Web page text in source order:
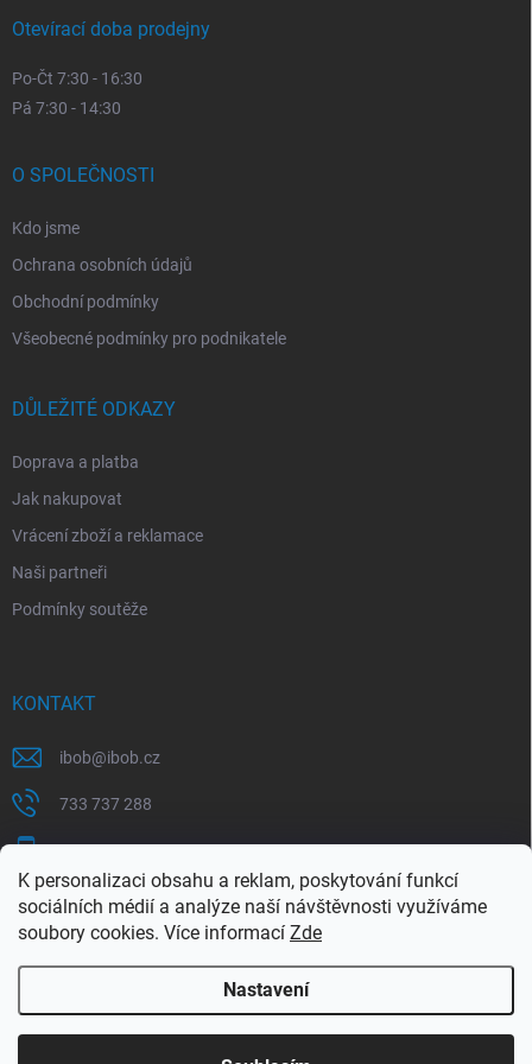
K personalizaci obsahu a reklam, poskytování funkcí
sociálních médií a analýze naší návštěvnosti využíváme
soubory cookies. Více informací Zde
Nastavení
Využijte naší letní akce, kde na Vás čeká spousta
Otevírací doba prodejny
Po-Čt 7:30 - 16:30
Pá 7:30 - 14:30
O SPOLEČNOSTI
Kdo jsme
Ochrana osobních údajů
Obchodní podmínky
Všeobecné podmínky pro podnikatele
DŮLEŽITÉ ODKAZY
Doprava a platba
Jak nakupovat
Vrácení zboží a reklamace
Naši partneři
Podmínky soutěže
KONTAKT
ibob@ibob.cz
733 737 288
607 069 561
Sledujte nás na Facebooku !
ibob_s.r.o/
Copyright 2026ibob s.r.o.. Všechna práva vyhrazena.Upravit nastavení
cookies